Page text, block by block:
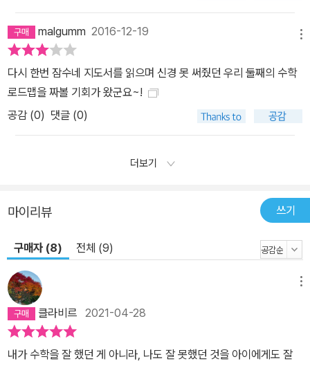
malgumm 2016-12-19
다시 한번 잠수네 지도서를 읽으며 신경 못 써줬던 우리 둘째의 수학
로드맵을 짜볼 기회가 왔군요~!
공감 (0) 댓글 (0)
더보기
마이리뷰 쓰기
구매자 (8) 전체 (9)
클라비르 2021-04-28
내가 수학을 잘 했던 게 아니라, 나도 잘 못했던 것을 아이에게도 잘